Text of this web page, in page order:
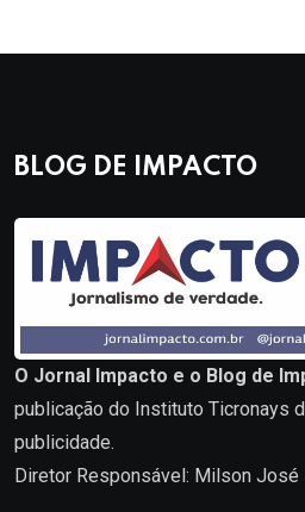
BLOG DE IMPACTO
O Jornal Impacto e o Blog de
publicação do Instituto Ticronays
publicidade.
Diretor Responsável: Milson